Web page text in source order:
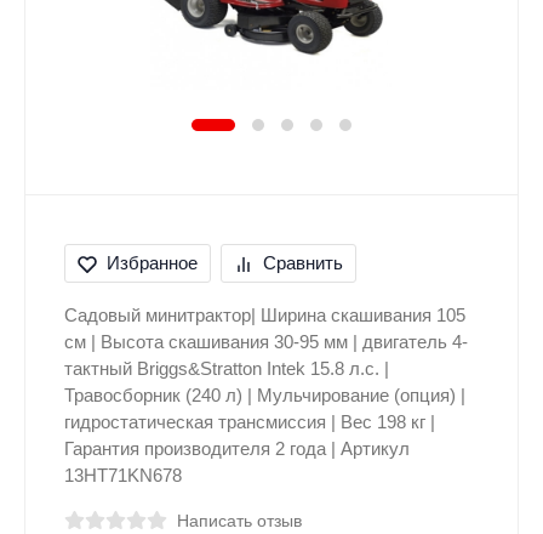
Избранное Сравнить
Садовый минитрактор| Ширина скашивания 105
см | Высота скашивания 30-95 мм | двигатель 4-
тактный Briggs&Stratton Intek 15.8 л.с. |
Травосборник (240 л) | Мульчирование (опция) |
гидростатическая трансмиссия | Вес 198 кг |
Гарантия производителя 2 года | Артикул
13HT71KN678
Написать отзыв